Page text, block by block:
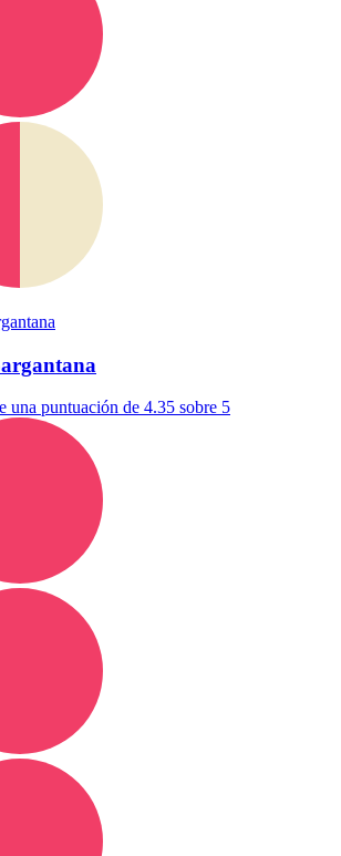
una puntuación de 4.35 sobre 5